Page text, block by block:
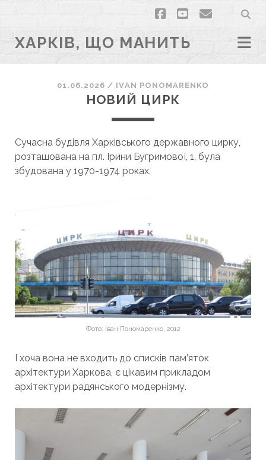
facebook
youtubeemail
ХАРКІВ, ЩО МАНИТЬ
01.06.2026 / ІVAN PONOMARENKO
НОВИЙ ЦИРК
Сучасна будівля Харківського державного цирку,
розташована на пл. Ірини Бугримової, 1, була
збудована у 1970-1974 роках.
Фото: Іван Пономаренко, 2012
І хоча вона не входить до списків пам’яток
архітектури Харкова, є цікавим прикладом
архітектури радянського модернізму.